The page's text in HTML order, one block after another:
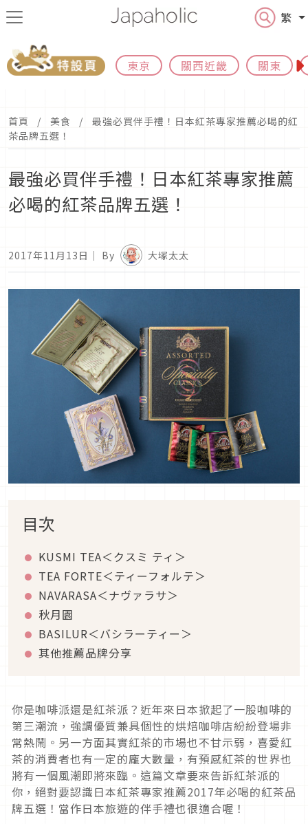
繁
東京 關西近畿 關東
首頁 美食
最強必買伴手禮！日本紅茶專家推薦必喝的紅
茶品牌五選！
最強必買伴手禮！日本紅茶專家推薦
必喝的紅茶品牌五選！
2017年11月13日 ｜ By 大塚太太
目次
KUSMI TEA＜クスミ ティ＞
TEA FORTE＜ティーフォルテ＞
NAVARASA＜ナヴァラサ＞
秋月園
BASILUR＜バシラーティー＞
其他推薦品牌分享
你是咖啡派還是紅茶派？近年來日本掀起了一股咖啡的
第三潮流，強調優質兼具個性的烘焙咖啡店紛紛登場非
常熱鬧。另一方面其實紅茶的市場也不甘示弱，喜愛紅
茶的消費者也有一定的龐大數量，有預感紅茶的世界也
將有一個風潮即將來臨。這篇文章要來告訴紅茶派的
你，絕對要認識日本紅茶專家推薦2017年必喝的紅茶品
牌五選！當作日本旅遊的伴手禮也很適合喔！